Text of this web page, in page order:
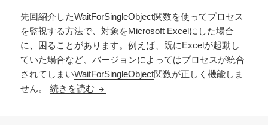
先回紹介したWaitForSingleObject関数を使ってプロセス
を監視する方法で、対象をMicrosoft Excelにした場合
に、困ることがあります。例えば、既にExcelが起動し
ていた場合など、バージョンによってはプロセスが統合
されてしまいWaitForSingleObject関数が正しく機能しま
せん。続きを読む Microsoft Excel を別のインスタンスで起